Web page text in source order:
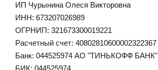
ИП Чурынина Олеся Викторовна
ИНН: 673207026989
ОГРНИП: 321673300019221
Расчетный счет: 40802810600002322367
Банк: 044525974 АО "ТИНЬКОФФ БАНК"
БИК: 044525974